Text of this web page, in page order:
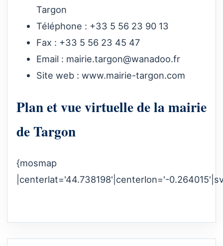
Targon
Téléphone : +33 5 56 23 90 13
Fax : +33 5 56 23 45 47
Email : mairie.targon@wanadoo.fr
Site web : www.mairie-targon.com
Plan et vue virtuelle de la mairie
de Targon
{mosmap
|centerlat='44.738198'|centerlon='-